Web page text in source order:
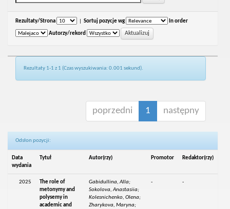
Rezultaty/Strona Sortuj pozycje wg In order
Autorzy/rekord
Rezultaty 1-1 z 1 (Czas wyszukiwania: 0.001 sekund).
poprzedni 1 następny
Odsłon pozycji:
Data
wydania
Tytuł Autor(rzy) Promotor Redaktor(rzy)
2025
The role of
metonymy and
polysemy in
academic and
Gabidullina, Alla;
Sokolova, Anastasiia;
Kolesnichenko, Olena;
Zharykova, Maryna;
- -